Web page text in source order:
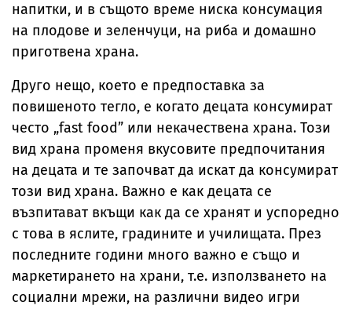
напитки, и в същото време ниска консумация
на плодове и зеленчуци, на риба и домашно
приготвена храна.
Друго нещо, което е предпоставка за
повишеното тегло, е когато децата консумират
често „fast food” или некачествена храна. Този
вид храна променя вкусовите предпочитания
на децата и те започват да искат да консумират
този вид храна. Важно е как децата се
възпитават вкъщи как да се хранят и успоредно
с това в яслите, градините и училищата. През
последните години много важно е също и
маркетирането на храни, т.е. използването на
социални мрежи, на различни видео игри